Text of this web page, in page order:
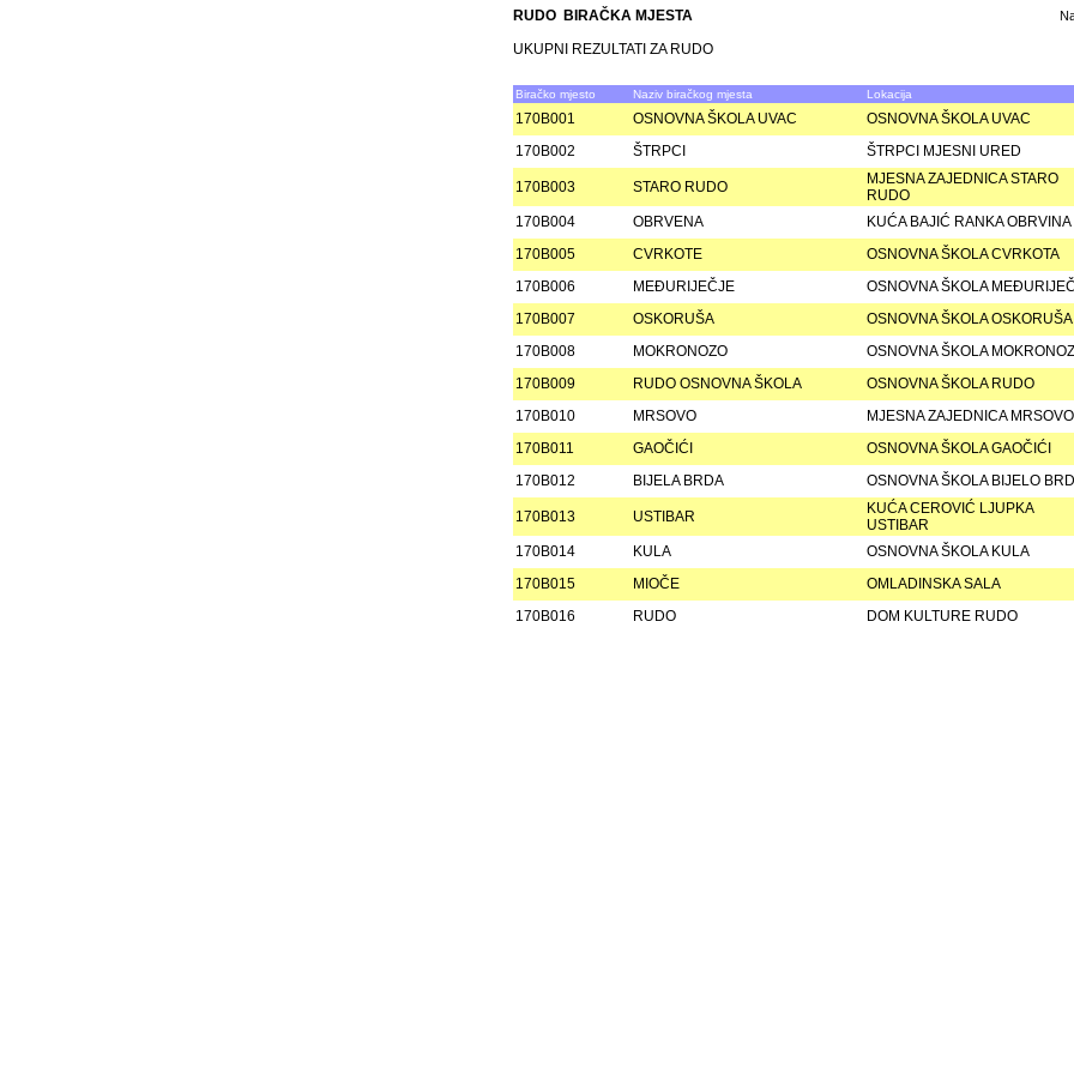
RUDO BIRAČKA MJESTA
UKUPNI REZULTATI ZA RUDO
Biračko mjesto Naziv biračkog mjesta Lokacija
170B001 OSNOVNA ŠKOLA UVAC
OSNOVNA ŠKOLA UVAC
170B002
ŠTRPCI ŠTRPCI MJESNI URED
170B003 STARO RUDO
MJESNA ZAJEDNICA STARO
RUDO
170B004
OBRVENA
KUĆA BAJIĆ RANKA OBRVINA
170B005
CVRKOTE
OSNOVNA ŠKOLA CVRKOTA
170B006
MEÐURIJEČJE
OSNOVNA ŠKOLA
170B007
OSKORUŠA
OSNOVNA ŠKOLA OSKORUŠA
170B008
MOKRONOZO
OSNOVNA ŠKOLA MOKRONOZI
170B009
RUDO OSNOVNA ŠKOLA
OSNOVNA ŠKOLA RUDO
170B010
MRSOVO
MJESNA ZAJEDNICA MRSOVO
170B011
GAOČIĆI
OSNOVNA ŠKOLA GAOČIĆI
170B012
BIJELA BRDA OSNOVNA ŠKOLA BIJELO
170B013 USTIBAR
KUĆA CEROVIĆ LJUPKA
USTIBAR
170B014
KULA
OSNOVNA ŠKOLA KULA
170B015
MIOČE
OMLADINSKA SALA
170B016
RUDO DOM KULTURE RUDO